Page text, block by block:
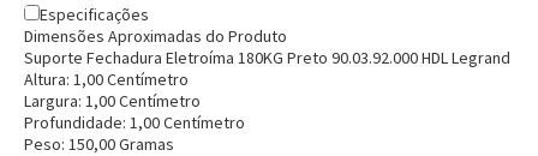
Especificações
Dimensões Aproximadas do Produto
Suporte Fechadura Eletroíma 180KG Preto 90.03.92.000 HDL Legrand
Altura: 1,00Centímetro
Largura: 1,00Centímetro
Profundidade: 1,00Centímetro
Peso: 150,00Gramas